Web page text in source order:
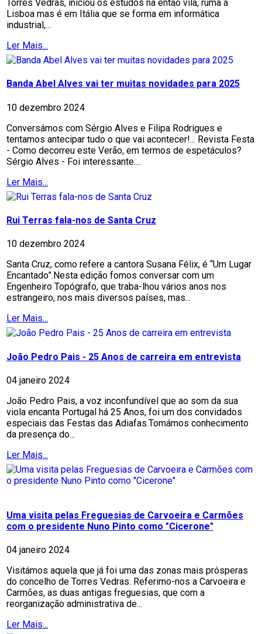
Torres Vedras, iniciou os estudos na então vila, ruma a
Lisboa mas é em Itália que se forma em informática
industrial,...
Ler Mais...
Banda Abel Alves vai ter muitas novidades para 2025
10 dezembro 2024
Conversámos com Sérgio Alves e Filipa Rodrigues e
tentamos antecipar tudo o que vai acontecer!... Revista Festa
- Como decorreu este Verão, em termos de espetáculos?
Sérgio Alves - Foi interessante....
Ler Mais...
Rui Terras fala-nos de Santa Cruz
10 dezembro 2024
Santa Cruz, como refere a cantora Susana Félix, é “Um Lugar
Encantado”.Nesta edição fomos conversar com um
Engenheiro Topógrafo, que traba-lhou vários anos nos
estrangeiro, nos mais diversos países, mas...
Ler Mais...
João Pedro Pais - 25 Anos de carreira em entrevista
04 janeiro 2024
João Pedro Pais, a voz inconfundível que ao som da sua
viola encanta Portugal há 25 Anos, foi um dos convidados
especiais das Festas das Adiafas.Tomámos conhecimento
da presença do...
Ler Mais...
Uma visita pelas Freguesias de Carvoeira e Carmões
com o presidente Nuno Pinto como "Cicerone"
04 janeiro 2024
Visitámos aquela que já foi uma das zonas mais prósperas
do concelho de Torres Vedras. Referimo-nos a Carvoeira e
Carmões, as duas antigas freguesias, que com a
reorganização administrativa de...
Ler Mais...